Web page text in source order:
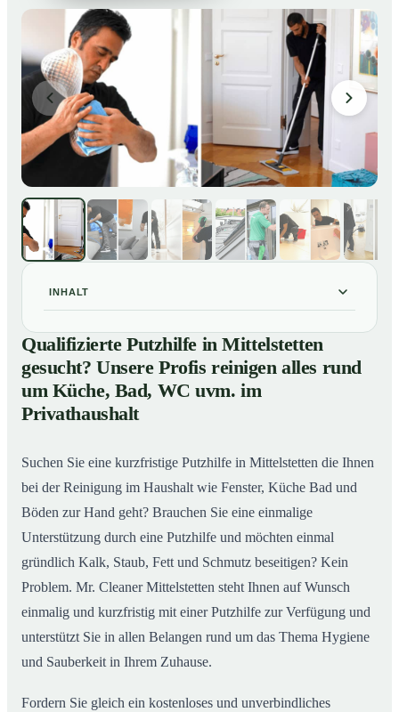
INHALT
01Qualifizierte Putzhilfe in Mittelstetten gesucht? Unsere
Profis reinigen alles rund um Küche, Bad, WC uvm. im
Privathaushalt
02So einfach buchen Sie eine Putzhilfe in Mittelstetten
Qualifizierte Putzhilfe in Mittelstetten
gesucht? Unsere Profis reinigen alles rund
um Küche, Bad, WC uvm. im
Privathaushalt
Suchen Sie eine kurzfristige Putzhilfe in Mittelstetten die Ihnen
bei der Reinigung im Haushalt wie Fenster, Küche Bad und
Böden zur Hand geht? Brauchen Sie eine einmalige
Unterstützung durch eine Putzhilfe und möchten einmal
gründlich Kalk, Staub, Fett und Schmutz beseitigen? Kein
Problem. Mr. Cleaner Mittelstetten steht Ihnen auf Wunsch
einmalig und kurzfristig mit einer Putzhilfe zur Verfügung und
unterstützt Sie in allen Belangen rund um das Thema Hygiene
und Sauberkeit in Ihrem Zuhause.
Fordern Sie gleich ein kostenloses und unverbindliches